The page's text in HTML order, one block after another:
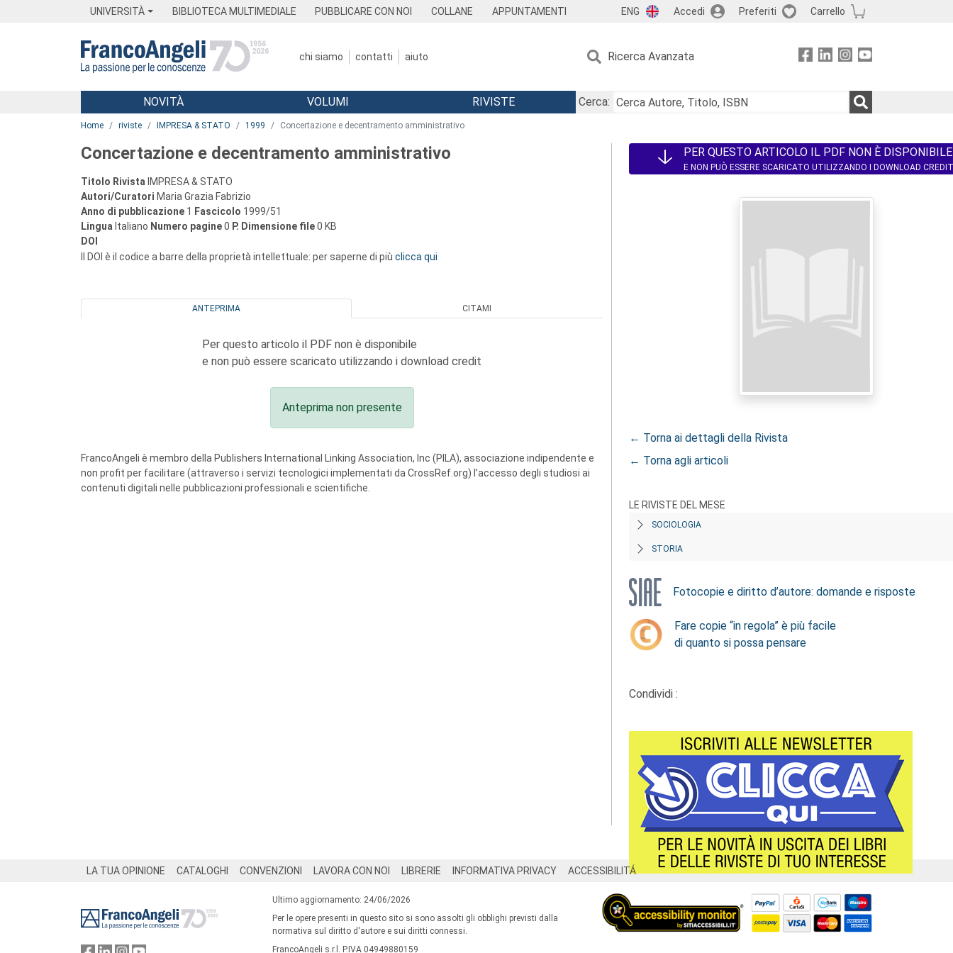
UNIVERSITÀ BIBLIOTECA MULTIMEDIALE PUBBLICARE CON NOI COLLANE APPUNTAMENTI ENG Accedi Preferiti Carrello
chi siamo contatti aiuto Ricerca Avanzata
Menu
NOVITÀ VOLUMI RIVISTE
Cerca:
Home riviste IMPRESA & STATO 1999 Concertazione e decentramento amministrativo
Concertazione e decentramento amministrativo
Titolo Rivista IMPRESA & STATO
Autori/Curatori Maria Grazia Fabrizio
Anno di pubblicazione 1 Fascicolo 1999/51
Lingua Italiano Numero pagine0 P. Dimensione file0 KB
DOI
Il DOI è il codice a barre della proprietà intellettuale: per saperne di più clicca qui
ANTEPRIMA CITAMI
Per questo articolo il PDF non è disponibile
e non può essere scaricato utilizzando i download credit
Anteprima non presente
FrancoAngeli è membro della Publishers International Linking Association, Inc (PILA), associazione indipendente e
non profit per facilitare (attraverso i servizi tecnologici implementati da CrossRef.org) l’accesso degli studiosi ai
contenuti digitali nelle pubblicazioni professionali e scientifiche.
PER QUESTO ARTICOLO IL PDF NON È DISPONIBILE
E NON PUÒ ESSERE SCARICATO UTILIZZANDO I DOWNLOAD CREDIT
← Torna ai dettagli della Rivista
← Torna agli articoli
LE RIVISTE DEL MESE
SOCIOLOGIA
STORIA
Fotocopie e diritto d’autore: domande e risposte
Fare copie “in regola” è più facile
di quanto si possa pensare
Condividi :
LA TUA OPINIONE CATALOGHI CONVENZIONI LAVORA CON NOI LIBRERIE INFORMATIVA PRIVACY ACCESSIBILITÁ
Ultimo aggiornamento: 24/06/2026
Per le opere presenti in questo sito si sono assolti gli obblighi previsti dalla
normativa sul diritto d'autore e sui diritti connessi.
FrancoAngeli s.r.l. P.IVA 04949880159